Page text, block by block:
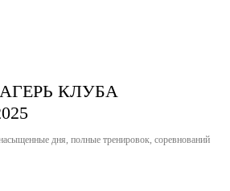
КЛУБА
дня, полные тренировок, соревнований